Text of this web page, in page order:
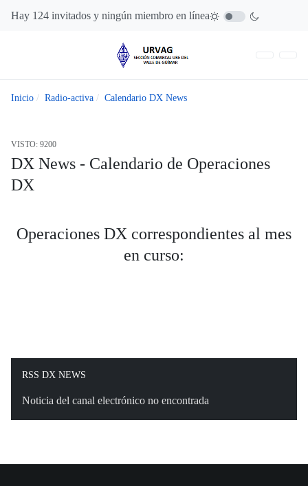
Hay 124 invitados y ningún miembro en línea
Inicio Radio-activa Calendario DX News
VISTO: 9200
DX News - Calendario de Operaciones
DX
Operaciones DX correspondientes al mes
en curso:
RSS DX NEWS
Noticia del canal electrónico no encontrada